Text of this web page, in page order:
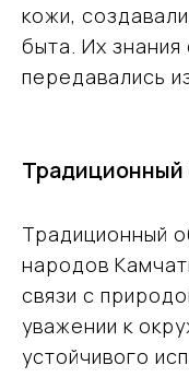
кожи,
быта. Их
передавались
Традиционный
Традиционный
народов
связи с
уважении к
устойчивого